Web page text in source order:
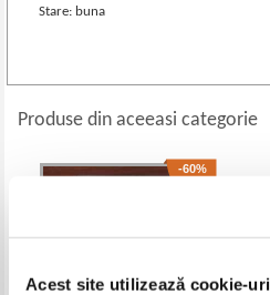
Acest site utilizează cookie-uri
Stare: buna
Produse din aceeasi categorie
-60%